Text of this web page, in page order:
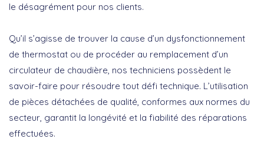
le désagrément pour nos clients.
Qu’il s’agisse de trouver la cause d’un dysfonctionnement
de thermostat ou de procéder au remplacement d’un
circulateur de chaudière, nos techniciens possèdent le
savoir-faire pour résoudre tout défi technique. L’utilisation
de pièces détachées de qualité, conformes aux normes du
secteur, garantit la longévité et la fiabilité des réparations
effectuées.